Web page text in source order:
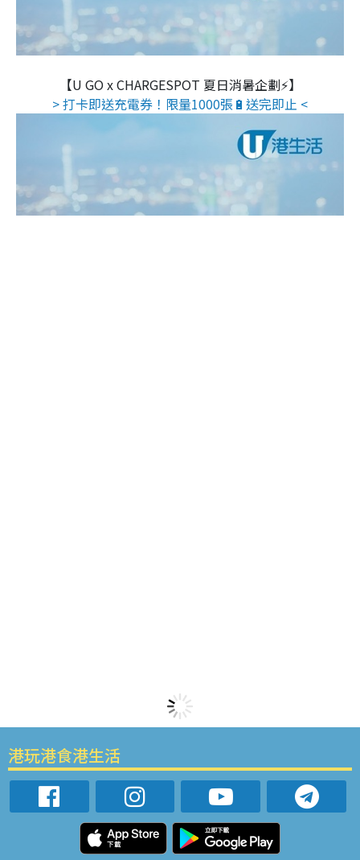
【U GO x CHARGESPOT 夏日消暑企劃⚡】
> 打卡即送充電券！限量1000張🔋送完即止 <
港玩港食港生活